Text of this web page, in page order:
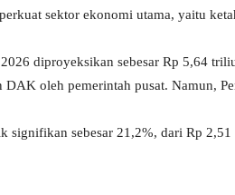
sektor ekonomi utama, yaitu
diproyeksikan sebesar Rp 5,64
oleh pemerintah pusat. Namun,
signifikan sebesar 21,2%, dari Rp